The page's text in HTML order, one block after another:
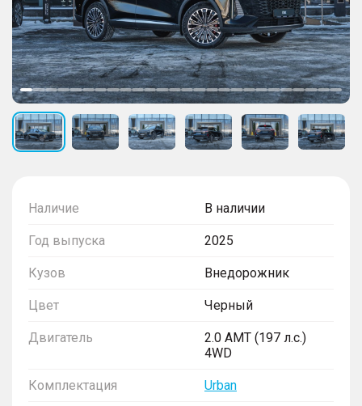
Наличие В наличии
Год выпуска 2025
Кузов Внедорожник
Цвет Черный
Двигатель
2.0 AMT (197 л.с.)
4WD
Комплектация Urban